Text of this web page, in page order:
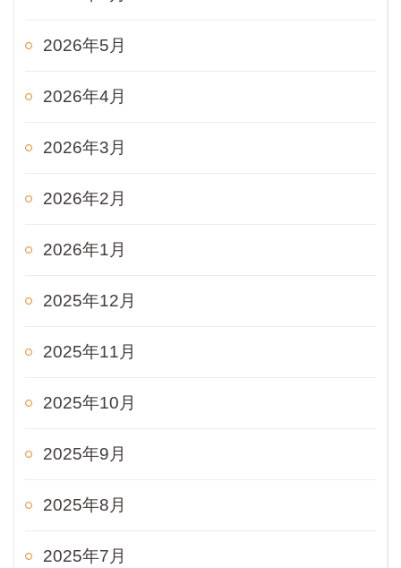
2026年5月
2026年4月
2026年3月
2026年2月
2026年1月
2025年12月
2025年11月
2025年10月
2025年9月
2025年8月
2025年7月